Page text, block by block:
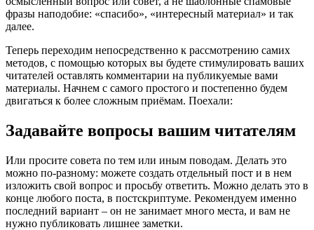
фразы наподобие: «спасибо», «интересный материал» и так
далее.
Теперь переходим непосредственно к рассмотрению самих
методов, с помощью которых вы будете стимулировать ваших
читателей оставлять комментарии на публикуемые вами
материалы. Начнем с самого простого и постепенно будем
двигаться к более сложным приёмам. Поехали:
Задавайте вопросы вашим читателям
Или просите совета по тем или иным поводам. Делать это
можно по-разному: можете создать отдельный пост и в нем
изложить свой вопрос и просьбу ответить. Можно делать это в
конце любого поста, в постскриптуме. Рекомендуем именно
последний вариант – он не занимает много места, и вам не
нужно публиковать лишнее заметки.